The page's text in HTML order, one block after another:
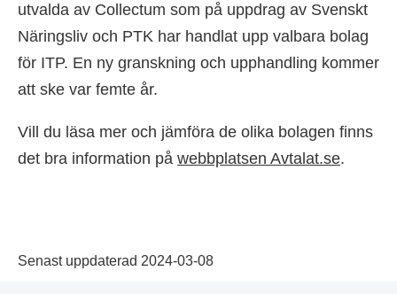
utvalda av Collectum som på uppdrag av Svenskt
Näringsliv och PTK har handlat upp valbara bolag
för ITP. En ny granskning och upphandling kommer
att ske var femte år.
Vill du läsa mer och jämföra de olika bolagen finns
det bra information på webbplatsen Avtalat.se.
Senast uppdaterad 2024-03-08